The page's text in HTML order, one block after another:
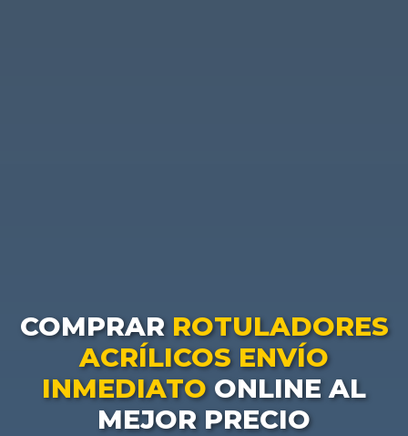
COMPRAR ROTULADORES
ACRÍLICOS ENVÍO
INMEDIATOONLINE AL
MEJOR PRECIO